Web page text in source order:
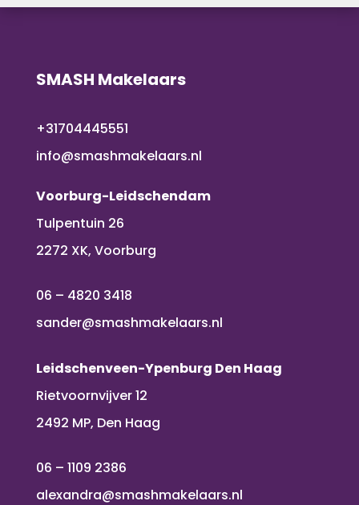
SMASH Makelaars
+31704445551
info@smashmakelaars.nl
Voorburg-Leidschendam
Tulpentuin 26
2272 XK, Voorburg
06 – 4820 3418
sander@smashmakelaars.nl
Leidschenveen-Ypenburg Den Haag
Rietvoornvijver 12
2492 MP, Den Haag
06 – 1109 2386
alexandra@smashmakelaars.nl